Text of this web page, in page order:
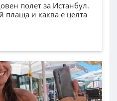
полет за Истанбул.
плаща и каква е целта